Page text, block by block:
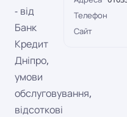
- від
Банк
Кредит
Дніпро,
умови
обслуговування,
відсоткові
Телефон
Сайт